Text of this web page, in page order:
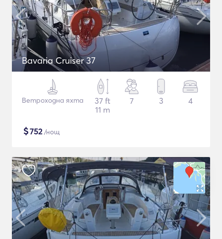
Bavaria Cruiser 37
Ветроходна яхта
37 ft
11 m
7 3 4
$752/нощ